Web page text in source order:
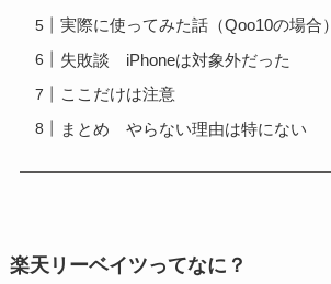
実際に使ってみた話（Qoo10の場合）
失敗談 iPhoneは対象外だった
ここだけは注意
まとめ やらない理由は特にない
楽天リーベイツってなに？